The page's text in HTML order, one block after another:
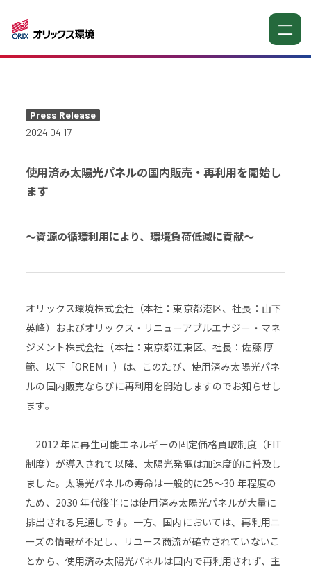
お知らせ
Press Release
2024.04.17
使用済み太陽光パネルの国内販売・再利用を開始し
ます
～資源の循環利用により、環境負荷低減に貢献～
オリックス環境株式会社（本社：東京都港区、社長：山下
英峰）およびオリックス・リニューアブルエナジー・マネ
ジメント株式会社（本社：東京都江東区、社長：佐藤 厚
範、以下「OREM」）は、このたび、使用済み太陽光パネ
ルの国内販売ならびに再利用を開始しますのでお知らせし
ます。
2012 年に再生可能エネルギーの固定価格買取制度（FIT
制度）が導入されて以降、太陽光発電は加速度的に普及し
ました。太陽光パネルの寿命は一般的に25～30 年程度の
ため、2030 年代後半には使用済み太陽光パネルが大量に
排出される見通しです。一方、国内においては、再利用ニ
ーズの情報が不足し、リユース商流が確立されていないこ
とから、使用済み太陽光パネルは国内で再利用されず、主